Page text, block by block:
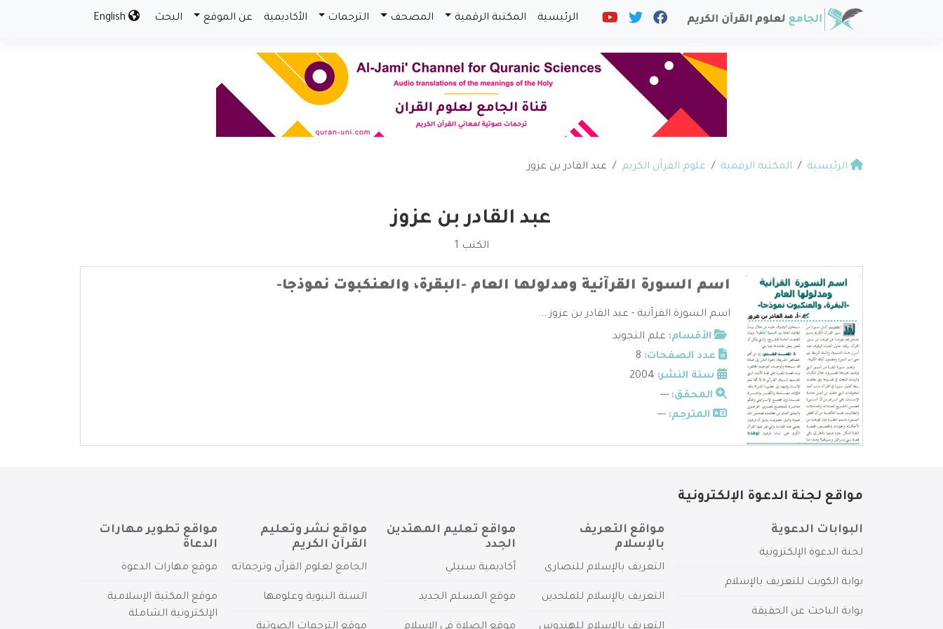
الرئيسية المكتبة الرقمية المصحف الترجمات الأكاديمية عن الموقع البحث
الرئيسية المكتبة الرقمية علوم القرآن الكريم عبد القادر بن عزوز
عبد القادر بن عزوز
الكتب 1
اسم السورة القرآنية ومدلولها العام -البقرة، والعنكبوت نموذجا-
اسم السورة القرآنية - عبد القادر بن عزوز ...
الأقسام: علم التجويد
عدد الصفحات:
سنة النشر:
المحقق: ---
المترجم: ---
مواقع لجنة الدعوة الإلكترونية
البوابات الدعوية
لجنة الدعوة الإلكترونية
بوابة الكويت للتعريف بالإسلام
بوابة الباحث عن الحقيقة
مواقع التعريف
بالإسلام
التعريف بالإسلام للنصارى
التعريف بالإسلام للملحدين
مواقع تعليم المهتدين
الجدد
أكاديمية سبيلي
موقع المسلم الجديد
مواقع نشر وتعليم
القرآن الكريم
الجامع لعلوم القرآن وترجماته
السنة النبوية وعلومها
مواقع تطوير مهارات
الدعاة
موقع مهارات الدعوة
موقع المكتبة الإسلامية
الإلكترونية الشاملة